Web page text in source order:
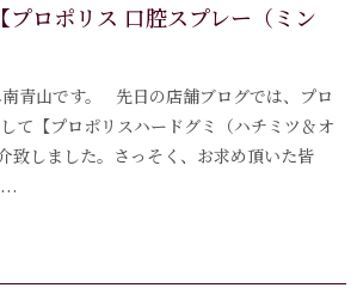
プロポリス 口腔スプレー（ミン
青山です。 先日の店舗ブログでは、プロ
て【プロポリスハードグミ（ハチミツ＆オ
致しました。さっそく、お求め頂いた皆